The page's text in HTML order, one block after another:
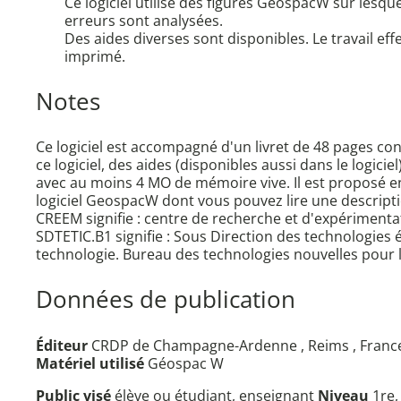
erreurs sont analysées.
Des aides diverses sont disponibles. Le travail
imprimé.
Notes
Ce logiciel est accompagné d'un livret de 48 pages
ce logiciel, des aides (disponibles aussi dans le
avec au moins 4 MO de mémoire vive. Il est
logiciel GeospacW dont vous pouvez lire une
CREEM signifie : centre de recherche et
SDTETIC.B1 signifie : Sous Direction des
technologie. Bureau des technologies nouvelles pour
Données de publication
Éditeur CRDP de Champagne-Ardenne , Reims ,
Matériel utilisé Géospac W
Public visé élève ou étudiant, enseignant Niveau